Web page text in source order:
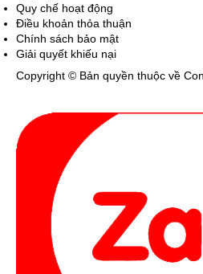
Quy chế hoạt động
Điều khoản thỏa thuận
Chính sách bảo mật
Giải quyết khiếu nại
Copyright © Bản quyền thuộc về